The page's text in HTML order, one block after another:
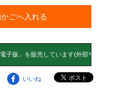
ごへ入れる
いいね